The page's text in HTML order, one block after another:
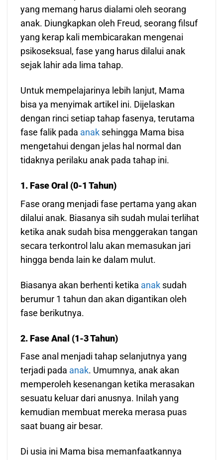
yang memang harus dialami oleh seorang
anak. Diungkapkan oleh Freud, seorang filsuf
yang kerap kali membicarakan mengenai
psikoseksual, fase yang harus dilalui anak
sejak lahir ada lima tahap.
Untuk mempelajarinya lebih lanjut, Mama
bisa ya menyimak artikel ini. Dijelaskan
dengan rinci setiap tahap fasenya, terutama
fase falik pada anak sehingga Mama bisa
mengetahui dengan jelas hal normal dan
tidaknya perilaku anak pada tahap ini.
1. Fase Oral (0-1 Tahun)
Fase orang menjadi fase pertama yang akan
dilalui anak. Biasanya sih sudah mulai terlihat
ketika anak sudah bisa menggerakan tangan
secara terkontrol lalu akan memasukan jari
hingga benda lain ke dalam mulut.
Biasanya akan berhenti ketika anak sudah
berumur 1 tahun dan akan digantikan oleh
fase berikutnya.
2. Fase Anal (1-3 Tahun)
Fase anal menjadi tahap selanjutnya yang
terjadi pada anak. Umumnya, anak akan
memperoleh kesenangan ketika merasakan
sesuatu keluar dari anusnya. Inilah yang
kemudian membuat mereka merasa puas
saat buang air besar.
Di usia ini Mama bisa memanfaatkannya